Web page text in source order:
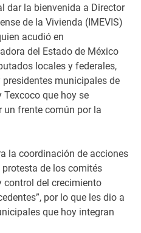
dar la bienvenida a Director
de la Vivienda (IMEVIS)
acudió en
del Estado de México
locales y federales,
municipales de
que hoy se
frente común por la
la coordinación de acciones
de los comités
control del crecimiento
por lo que les dio a
que hoy integran